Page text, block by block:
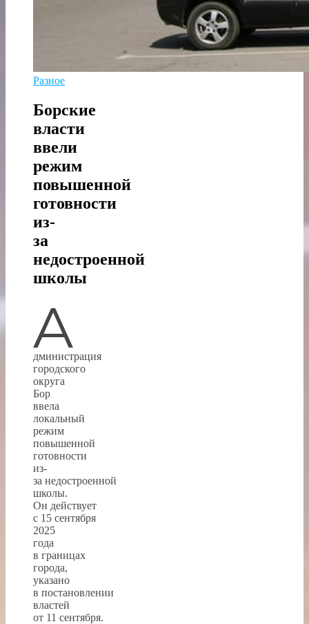
Разное
Борские
власти
ввели
режим
повышенной
готовности
из-
за
недостроенной
школы
А
дминистрация
городского
округа
Бор
ввела
локальный
режим
повышенной
готовности
из-
за недостроенной
школы.
Он действует
с 15 сентября
2025
года
в границах
города,
указано
в постановлении
властей
от 11 сентября.